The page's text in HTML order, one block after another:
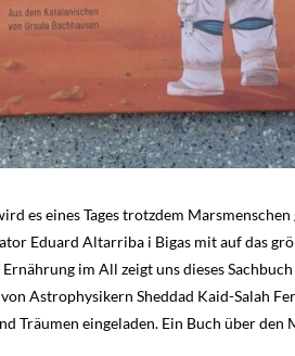
es eines Tages trotzdem
Eduard Altarriba i Bigas mit auf das
im All zeigt uns dieses
Astrophysikern Sheddad Kaid-Salah
Träumen eingeladen. Ein Buch über den